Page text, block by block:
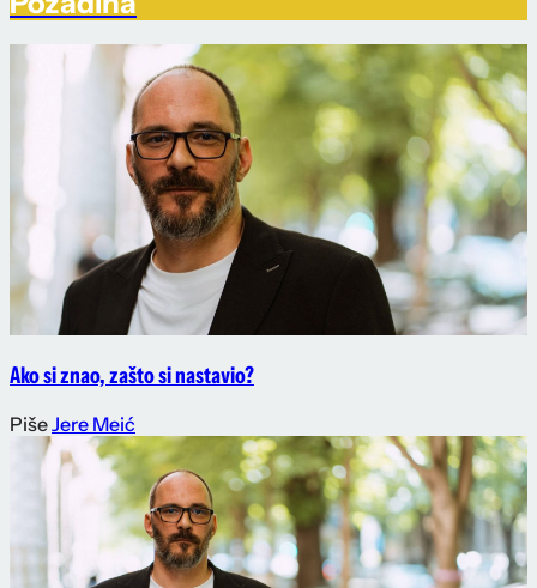
Ako si znao, zašto si nastavio?
PišeJere Meić